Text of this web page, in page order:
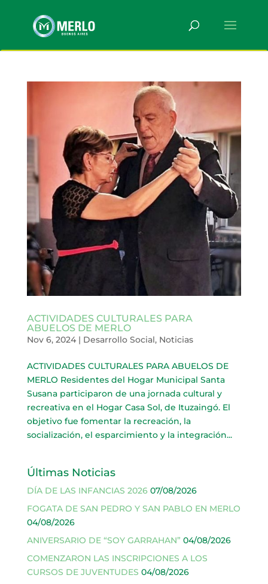
ACTIVIDADES CULTURALES PARA
ABUELOS DE MERLO
Nov 6, 2024| Desarrollo Social, Noticias
ACTIVIDADES CULTURALES PARA ABUELOS DE
MERLO Residentes del Hogar Municipal Santa
Susana participaron de una jornada cultural y
recreativa en el Hogar Casa Sol, de Ituzaingó. El
objetivo fue fomentar la recreación, la
socialización, el esparcimiento y la integración...
Últimas Noticias
DÍA DE LAS INFANCIAS 2026 07/08/2026
FOGATA DE SAN PEDRO Y SAN PABLO EN MERLO
04/08/2026
ANIVERSARIO DE “SOY GARRAHAN” 04/08/2026
COMENZARON LAS INSCRIPCIONES A LOS
CURSOS DE JUVENTUDES 04/08/2026